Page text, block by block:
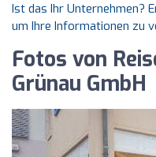
Ist das Ihr Unternehmen?
um Ihre Informationen zu
Fotos von
Grünau GmbH